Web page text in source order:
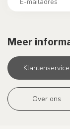
Meer
Klantenservice
Over ons